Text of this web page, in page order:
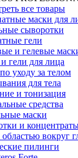
все товары
маски для
сыворотки
гели
и гелевые
гели для лица
уходу за телом
для тела
и тонизация
средства
маски
и
областью вокруг
пилинги